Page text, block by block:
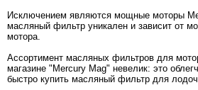
Исключением являются мощные моторы
масляный фильтр уникален и зависит от
мотора.
Ассортимент масляных фильтров для
магазине "Mercury Mag" невелик: это
быстро купить масляный фильтр для